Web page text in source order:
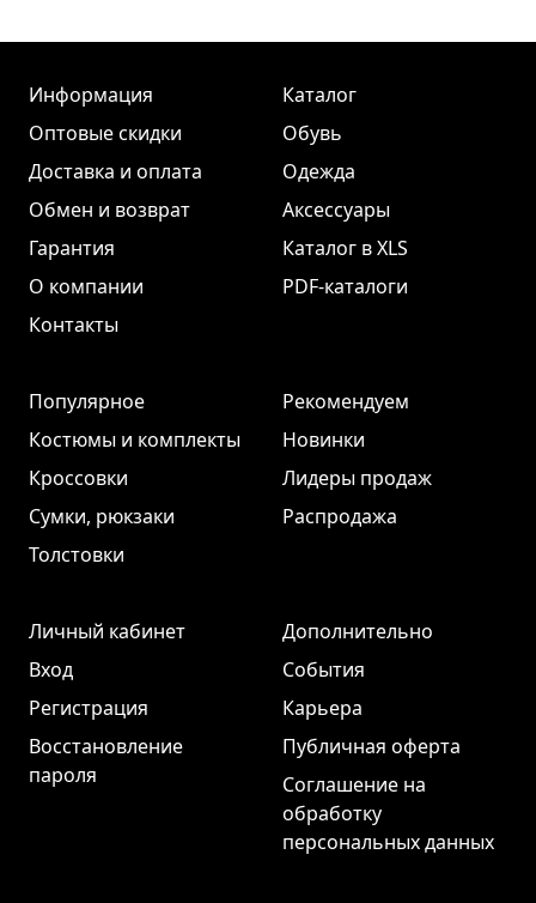
Информация
Оптовые скидки
Доставка и оплата
Обмен и возврат
Гарантия
О компании
Контакты
Каталог
Обувь
Одежда
Аксессуары
Каталог в XLS
PDF-каталоги
Популярное
Костюмы и комплекты
Кроссовки
Сумки, рюкзаки
Толстовки
Рекомендуем
Новинки
Лидеры продаж
Распродажа
Личный кабинет
Вход
Регистрация
Восстановление
пароля
Дополнительно
События
Карьера
Публичная оферта
Соглашение на
обработку
персональных данных